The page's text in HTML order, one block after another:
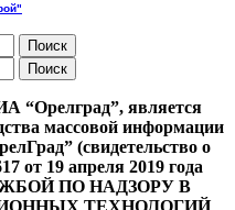
“Орелград”, является
массовой информации
(свидетельство о
от 19 апреля 2019 года
ПО НАДЗОРУ В
ТЕХНОЛОГИЙ